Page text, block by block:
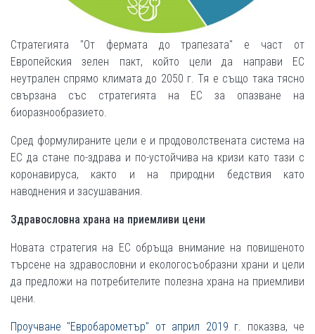
Стратегията "От фермата до трапезата" е част от
Европейския зелен пакт, който цели да направи ЕС
неутрален спрямо климата до 2050 г. Тя е също така тясно
свързана със стратегията на ЕС за опазване на
биоразнообразието.
Сред формулираните цели е и продоволствената система на
ЕС да стане по-здрава и по-устойчива на кризи като тази с
коронавируса, както и на природни бедствия като
наводнения и засушавания.
Здравословна храна на приемливи цени
Новата стратегия на ЕС обръща внимание на повишеното
търсене на здравословни и екологосъобразни храни и цели
да предложи на потребителите полезна храна на приемливи
цени.
Проучване "Евробарометър" от април 2019 г. показва, че